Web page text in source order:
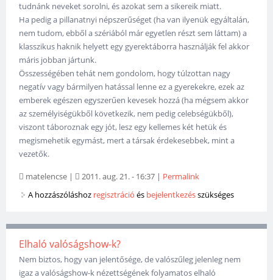
tudnánk neveket sorolni, és azokat sem a sikereik miatt.
Ha pedig a pillanatnyi népszerűséget (ha van ilyenük egyáltalán,
nem tudom, ebből a szériából már egyetlen részt sem láttam) a
klasszikus haknik helyett egy gyerektáborra használják fel akkor
máris jobban jártunk.
Összességében tehát nem gondolom, hogy túlzottan nagy
negatív vagy bármilyen hatással lenne ez a gyerekekre, ezek az
emberek egészen egyszerűen kevesek hozzá (ha mégsem akkor
az személyiségükből következik, nem pedig celebségükből),
viszont táboroznak egy jót, lesz egy kellemes két hetük és
megismehetik egymást, mert a társak érdekesebbek, mint a
vezetők.
matelencse | 2011. aug. 21. - 16:37 | Permalink
A hozzászóláshoz regisztráció és bejelentkezésszükséges
Elhaló valóságshow-k?
Nem biztos, hogy van jelentősége, de valószűleg jelenleg nem
igaz a valóságshow-k nézettségének folyamatos elhaló